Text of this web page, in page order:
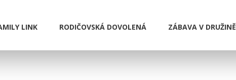
LINK RODIČOVSKÁ DOVOLENÁ ZÁBAVA V DRUŽINĚ